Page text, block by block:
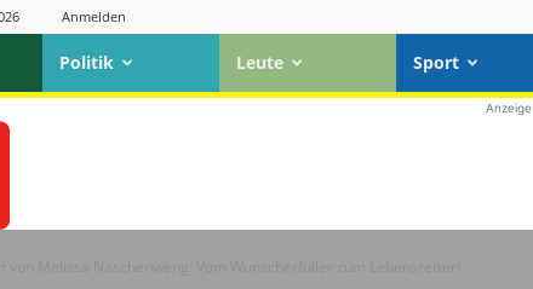
Anmelden
Politik Leute Sport
Anzeige